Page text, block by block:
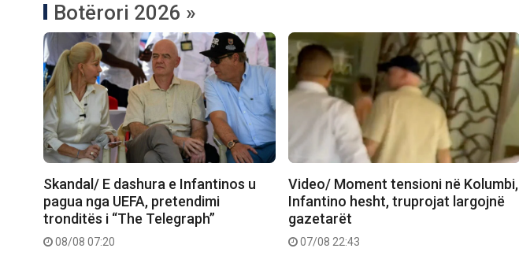
Botërori 2026 »
Skandal/ E dashura e Infantinos u
pagua nga UEFA, pretendimi
tronditës i “The Telegraph”
08/08 07:20
Video/ Moment tensioni në Kolumbi,
Infantino hesht, truprojat largojnë
gazetarët
07/08 22:43